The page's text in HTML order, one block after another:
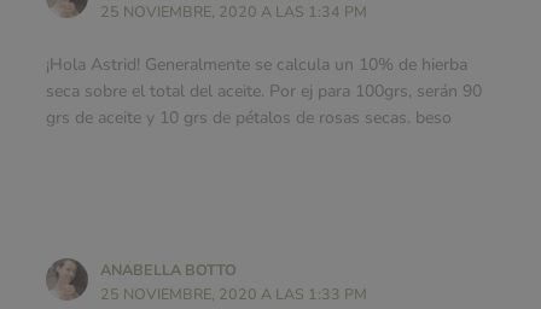
25 NOVIEMBRE, 2020 A LAS 1:34 PM
¡Hola Astrid! Generalmente se calcula un 10% de hierba
seca sobre el total del aceite. Por ej para 100grs, serán 90
grs de aceite y 10 grs de pétalos de rosas secas. beso
ANABELLA BOTTO
25 NOVIEMBRE, 2020 A LAS 1:33 PM